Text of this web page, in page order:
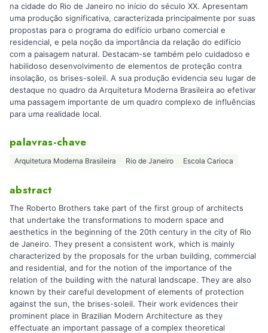
na cidade do Rio de Janeiro no início do século XX. Apresentam
uma produção significativa, caracterizada principalmente por suas
propostas para o programa do edifício urbano comercial e
residencial, e pela noção da importância da relação do edifício
com a paisagem natural. Destacam-se também pelo cuidadoso e
habilidoso desenvolvimento de elementos de proteção contra
insolação, os brises-soleil. A sua produção evidencia seu lugar de
destaque no quadro da Arquitetura Moderna Brasileira ao efetivar
uma passagem importante de um quadro complexo de influências
para uma realidade local.
palavras-chave
Arquitetura Moderna Brasileira Rio de Janeiro Escola Carioca
abstract
The Roberto Brothers take part of the first group of architects
that undertake the transformations to modern space and
aesthetics in the beginning of the 20th century in the city of Rio
de Janeiro. They present a consistent work, which is mainly
characterized by the proposals for the urban building, commercial
and residential, and for the notion of the importance of the
relation of the building with the natural landscape. They are also
known by their careful development of elements of protection
against the sun, the brises-soleil. Their work evidences their
prominent place in Brazilian Modern Architecture as they
effectuate an important passage of a complex theoretical